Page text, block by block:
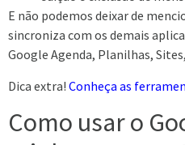
E não podemos deixar de
sincroniza com os demais
Google Agenda, Planilhas,
Dica extra! Conheça as
Como usar o